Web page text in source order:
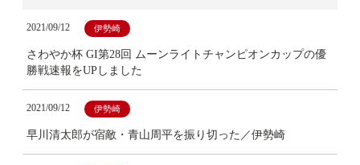
2021/09/12 伊勢崎
さわやか杯 GI第28回 ムーンライトチャンピオンカップの優
勝戦速報をUPしました
2021/09/12 伊勢崎
早川清太郎が宿敵・青山周平を振り切った／伊勢崎